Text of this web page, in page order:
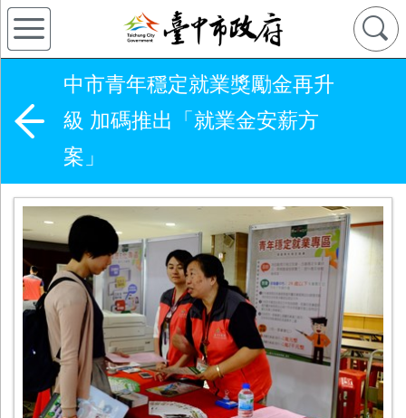
中市青年穩定就業獎勵金再升
級 加碼推出「就業金安薪方
案」